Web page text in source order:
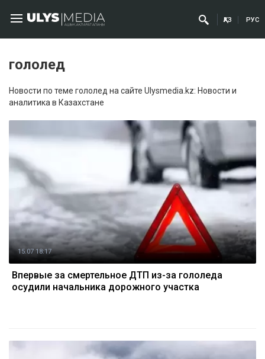
ҚАЗ РУС
гололед
Новости по теме гололед на сайте Ulysmedia.kz: Новости и
аналитика в Казахстане
15.07 18:17
Впервые за смертельное ДТП из-за гололеда
осудили начальника дорожного участка